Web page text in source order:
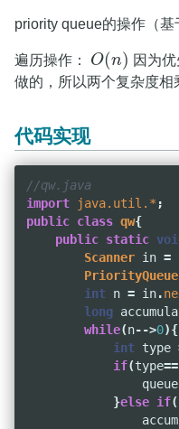
priority queue的操作（
遍历操作： O(n)
O(n)
因为
做的，所以两个复杂度相
代码实现
//qw.java
import
java.util.* ;
public class qw{
public static
Scanner in =
PriorityQueue
int n = in.
long
while(n-->0){
int type
if(type==
queue
}else if(